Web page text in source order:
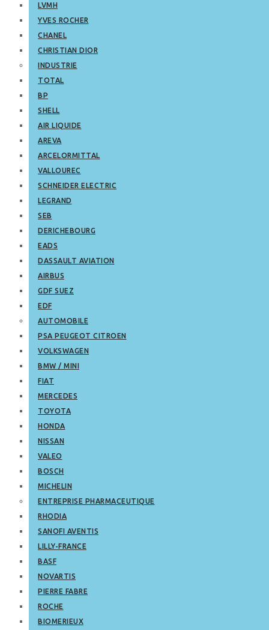
LVMH
YVES ROCHER
CHANEL
CHRISTIAN DIOR
INDUSTRIE
TOTAL
BP
SHELL
AIR LIQUIDE
AREVA
ARCELORMITTAL
VALLOUREC
SCHNEIDER ELECTRIC
LEGRAND
SEB
DERICHEBOURG
EADS
DASSAULT AVIATION
AIRBUS
GDF SUEZ
EDF
AUTOMOBILE
PSA PEUGEOT CITROEN
VOLKSWAGEN
BMW / MINI
FIAT
MERCEDES
TOYOTA
HONDA
NISSAN
VALEO
BOSCH
MICHELIN
ENTREPRISE PHARMACEUTIQUE
RHODIA
SANOFI AVENTIS
LILLY-FRANCE
BASF
NOVARTIS
PIERRE FABRE
ROCHE
BIOMERIEUX